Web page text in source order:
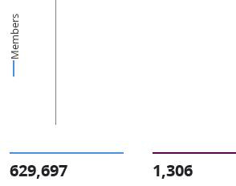
Members
629,697 1,306